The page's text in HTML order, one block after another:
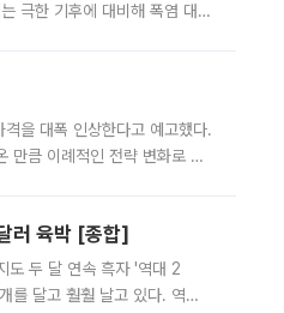
극한 기후에 대비해 폭염 대응
을 대폭 인상한다고 예고했다.
만큼 이례적인 전략 변화로 평
러 육박 [종합]
두 달 연속 흑자 '역대 2
를 달고 훨훨 날고 있다. 역대